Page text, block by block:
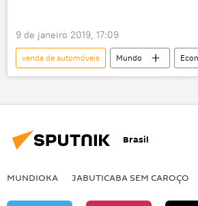
9 de janeiro 2019, 17:09
venda de automóveis Mundo
Ásia e Oceania
Notícias
EUA
Brasil
MUNDIOKA JABUTICABA SEM CAROÇO